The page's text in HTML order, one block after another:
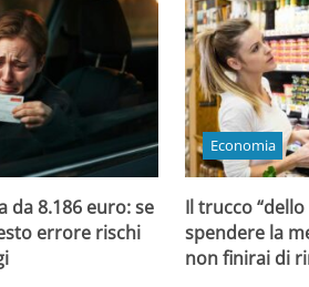
da 8.186 euro: se
errore rischi
Economia
Il trucco
spendere la
non finirai di